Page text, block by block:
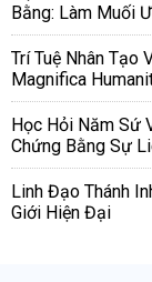
Bằng: Làm Muối
Trí Tuệ Nhân Tạo
Magnifica
Học Hỏi Năm Sứ
Chứng Bằng Sự
Linh Đạo Thánh
Giới Hiện Đại